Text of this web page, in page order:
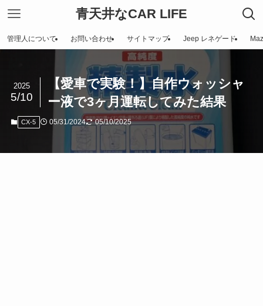
青天井なCAR LIFE
管理人について お問い合わせ サイトマップ Jeep レネゲード
【愛車で実験！】自作ウォッシャ
ー液で3ヶ月運転してみた結果
2025
5/10
CX-5 05/31/2024 05/10/2025